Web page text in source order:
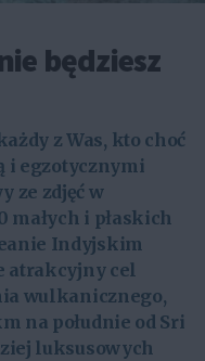
będziesz
z Was, kto choć
i egzotycznymi
ze zdjęć w
małych i płaskich
Indyjskim
cel
wulkanicznego,
na południe od Sri
luksusowych